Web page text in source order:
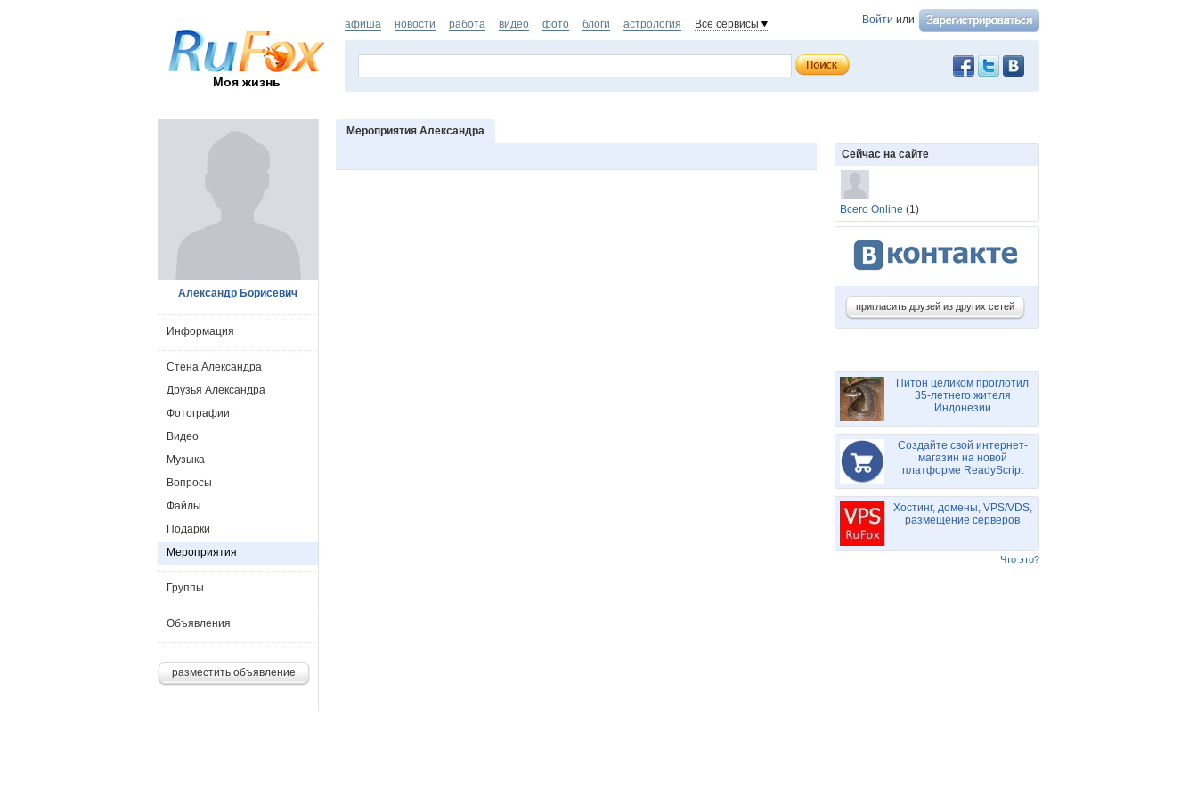
Моя жизнь
Войти или
афиша новости работа видео фото блоги астрология Все сервисы
Мероприятия Александра
Александр Борисевич
Информация
Стена Александра
Друзья Александра
Фотографии
Видео
Музыка
Вопросы
Файлы
Подарки
Мероприятия
Группы
Объявления
разместить объявление
Сейчас на сайте
Всего Online (1)
пригласить друзей из других сетей
Питон целиком проглотил
35-летнего жителя
Индонезии
Создайте свой интернет-
магазин на новой
платформе ReadyScript
Хостинг, домены, VPS/VDS,
размещение серверов
Что это?